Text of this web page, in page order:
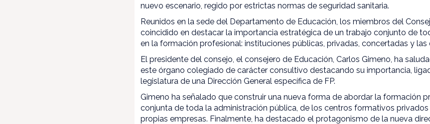
nuevo escenario, regido por estrictas normas de seguridad sanitaria.
Reunidos en la sede del Departamento de Educación, los miembros del
coincidido en destacar la importancia estratégica de un trabajo conjunto de
en la formación profesional: instituciones públicas, privadas, concertadas y las
El presidente del consejo, el consejero de Educación, Carlos Gimeno, ha
este órgano colegiado de carácter consultivo destacando su importancia,
legislatura de una Dirección General específica de FP.
Gimeno ha señalado que construir una nueva forma de abordar la formación
conjunta de toda la administración pública, de los centros formativos
propias empresas. Finalmente, ha destacado el protagonismo de la nueva